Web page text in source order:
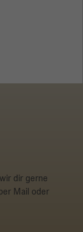
dir gerne
Mail oder